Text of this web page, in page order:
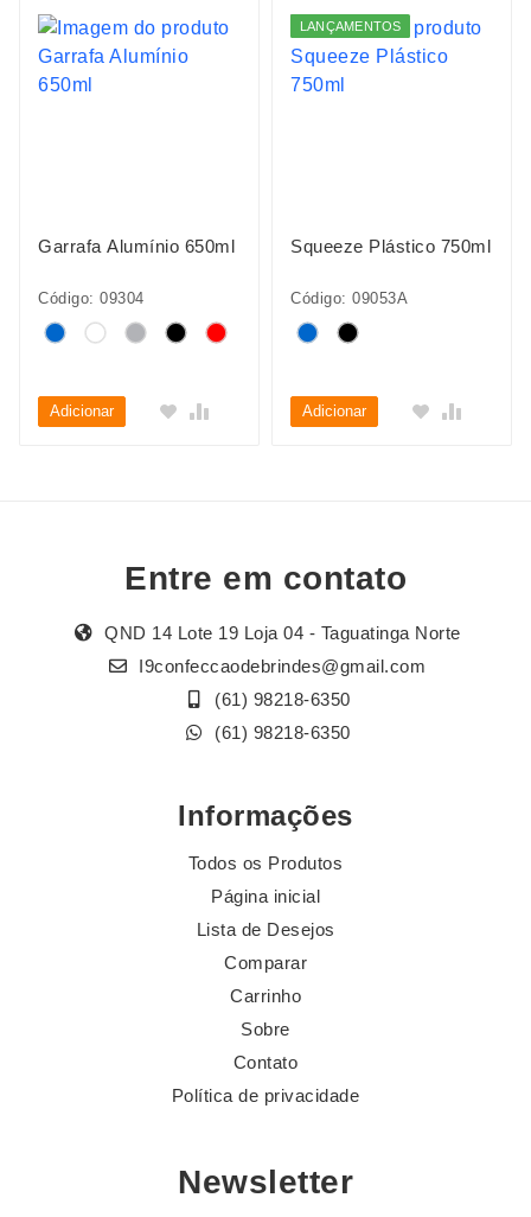
Garrafa Alumínio 650ml
Código: 09304
Adicionar
LANÇAMENTOS
Squeeze Plástico 750ml
Código: 09053A
Adicionar
Entre em contato
QND 14 Lote 19 Loja 04 - Taguatinga Norte
I9confeccaodebrindes@gmail.com
(61) 98218-6350
(61) 98218-6350
Informações
Todos os Produtos
Página inicial
Lista de Desejos
Comparar
Carrinho
Sobre
Contato
Política de privacidade
Newsletter